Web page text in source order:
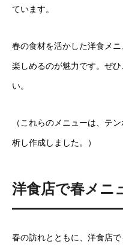
ています。
春の食材を活かした洋食メ
楽しめるのが魅力です。ぜ
い。
（これらのメニューは、テ
析し作成しました。）
洋食店で春メニ
春の訪れとともに、洋食店